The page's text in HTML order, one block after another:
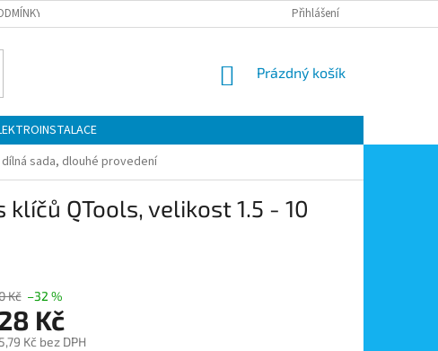
OCHRANY OSOBNÍCH ÚDAJŮ MOJE OBJEDNÁVKA
Přihlášení
NÁKUPNÍ
Prázdný košík
sada, dlouhé provedení
QTools, velikost 1.5 - 10
Kč –32 %
Kč
Kč bez DPH